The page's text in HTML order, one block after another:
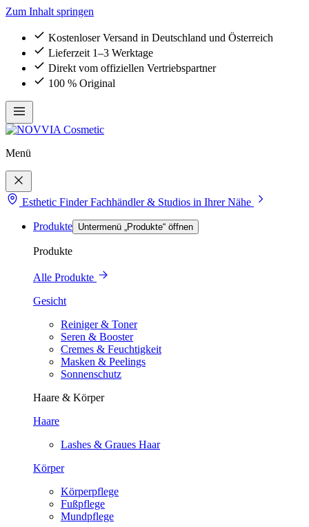
Zum Inhalt springen
Kostenloser Versand in Deutschland und Österreich
Lieferzeit 1–3 Werktage
Direkt vom offiziellen Vertriebspartner
100 % Original
Menü
Esthetic Finder Fachhändler & Studios in Ihrer Nähe
Produkte Untermenü „Produkte“ öffnen
Produkte
Alle Produkte
Gesicht
Reiniger & Toner
Seren & Booster
Cremes & Feuchtigkeit
Masken & Peelings
Sonnenschutz
Haare & Körper
Haare
Lashes & Graues Haar
Körper
Körperpflege
Fußpflege
Mundpflege